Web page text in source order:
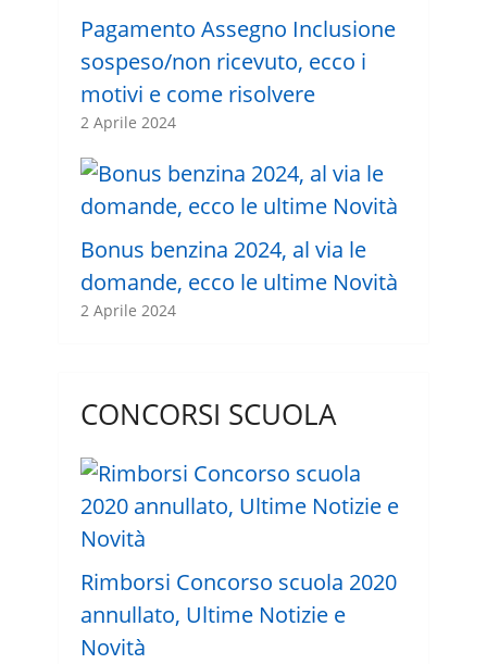
Pagamento Assegno Inclusione
sospeso/non ricevuto, ecco i
motivi e come risolvere
2 Aprile 2024
Bonus benzina 2024, al via le
domande, ecco le ultime Novità
2 Aprile 2024
CONCORSI SCUOLA
Rimborsi Concorso scuola 2020
annullato, Ultime Notizie e
Novità